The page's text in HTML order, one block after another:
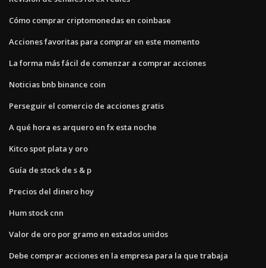
Cómo comprar criptomonedas en coinbase
Acciones favoritas para comprar en este momento
La forma más fácil de comenzar a comprar acciones
Noticias bnb binance coin
Perseguir el comercio de acciones gratis
A qué hora es arquero en fx esta noche
Kitco spot plata y oro
Guía de stock de s & p
Precios del dinero hoy
Hum stock cnn
Valor de oro por gramo en estados unidos
Debe comprar acciones en la empresa para la que trabaja